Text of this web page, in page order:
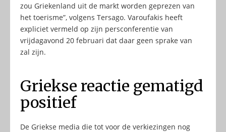
zou Griekenland uit de markt worden geprezen van
het toerisme”, volgens Tersago. Varoufakis heeft
expliciet vermeld op zijn persconferentie van
vrijdagavond 20 februari dat daar geen sprake van
zal zijn.
Griekse reactie gematigd
positief
De Griekse media die tot voor de verkiezingen nog